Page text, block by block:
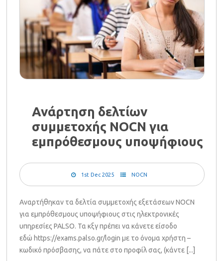
Ανάρτηση δελτίων
συμμετοχής NOCN για
εμπρόθεσμους υποψήφιους
1st Dec 2025 NOCN
Αναρτήθηκαν τα δελτία συμμετοχής εξετάσεων NOCN
για εμπρόθεσμους υποψήφιους στις ηλεκτρονικές
υπηρεσίες PALSO. Τα κξγ πρέπει να κάνετε είσοδο
εδώ https://exams.palso.gr/login με το όνομα χρήστη –
κωδικό πρόσβασης, να πάτε στο προφίλ σας, (κάντε [...]